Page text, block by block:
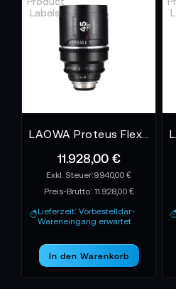
11.928,00 €
9.940,00 €
Preis-Brutto: 11.928,00 €
Lieferzeit: Vorbestelldar-
Wareneingang erwartet
In den Warenkorb